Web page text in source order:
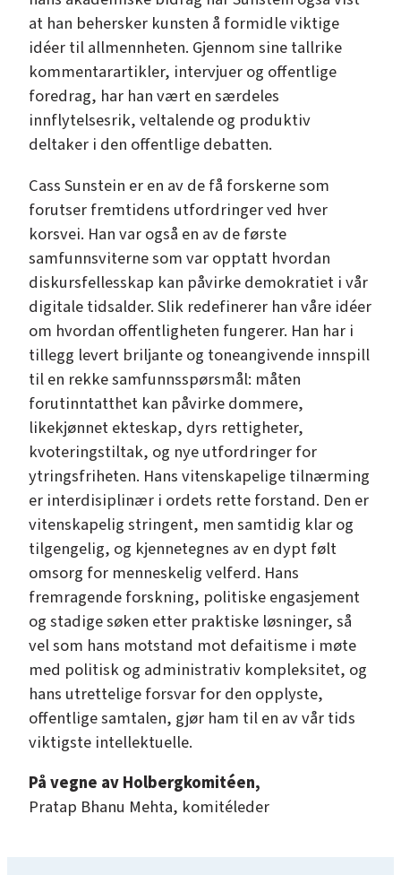
at han behersker kunsten å formidle viktige
idéer til allmennheten. Gjennom sine tallrike
kommentarartikler, intervjuer og offentlige
foredrag, har han vært en særdeles
innflytelsesrik, veltalende og produktiv
deltaker i den offentlige debatten.
Cass Sunstein er en av de få forskerne som
forutser fremtidens utfordringer ved hver
korsvei. Han var også en av de første
samfunnsviterne som var opptatt hvordan
diskursfellesskap kan påvirke demokratiet i vår
digitale tidsalder. Slik redefinerer han våre idéer
om hvordan offentligheten fungerer. Han har i
tillegg levert briljante og toneangivende innspill
til en rekke samfunnsspørsmål: måten
forutinntatthet kan påvirke dommere,
likekjønnet ekteskap, dyrs rettigheter,
kvoteringstiltak, og nye utfordringer for
ytringsfriheten. Hans vitenskapelige tilnærming
er interdisiplinær i ordets rette forstand. Den er
vitenskapelig stringent, men samtidig klar og
tilgengelig, og kjennetegnes av en dypt følt
omsorg for menneskelig velferd. Hans
fremragende forskning, politiske engasjement
og stadige søken etter praktiske løsninger, så
vel som hans motstand mot defaitisme i møte
med politisk og administrativ kompleksitet, og
hans utrettelige forsvar for den opplyste,
offentlige samtalen, gjør ham til en av vår tids
viktigste intellektuelle.
På vegne av Holbergkomitéen,
Pratap Bhanu Mehta, komitéleder